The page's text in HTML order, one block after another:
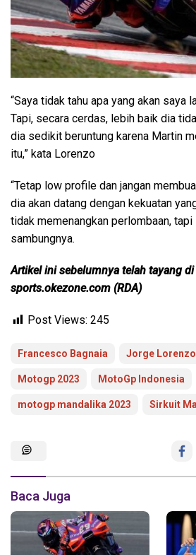
“Saya tidak tahu apa yang akan saya
Tapi, secara cerdas, lebih baik dia
dia sedikit beruntung karena Martin
itu,” kata Lorenzo
“Tetap low profile dan jangan
dia akan datang dengan kekuatan
tidak memenangkan perlombaan, tapi
sambungnya.
Artikel ini sebelumnya telah tayang
sports.okezone.com (RDA)
Post Views: 245
Francesco Bagnaia Jorge Lorenzo
Motogp 2023 MotoGp Indonesia
motogp mandalika 2023 Sirkuit
Baca Juga